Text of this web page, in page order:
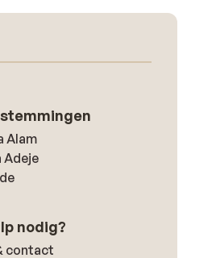
Alam
Adeje
nodig?
contact